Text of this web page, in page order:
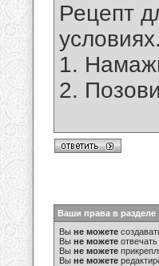
Рецепт
условиях.
1.
2.
Ваши права в разделе
Вы не можете
Вы не можете
Вы не можете
Вы не можете